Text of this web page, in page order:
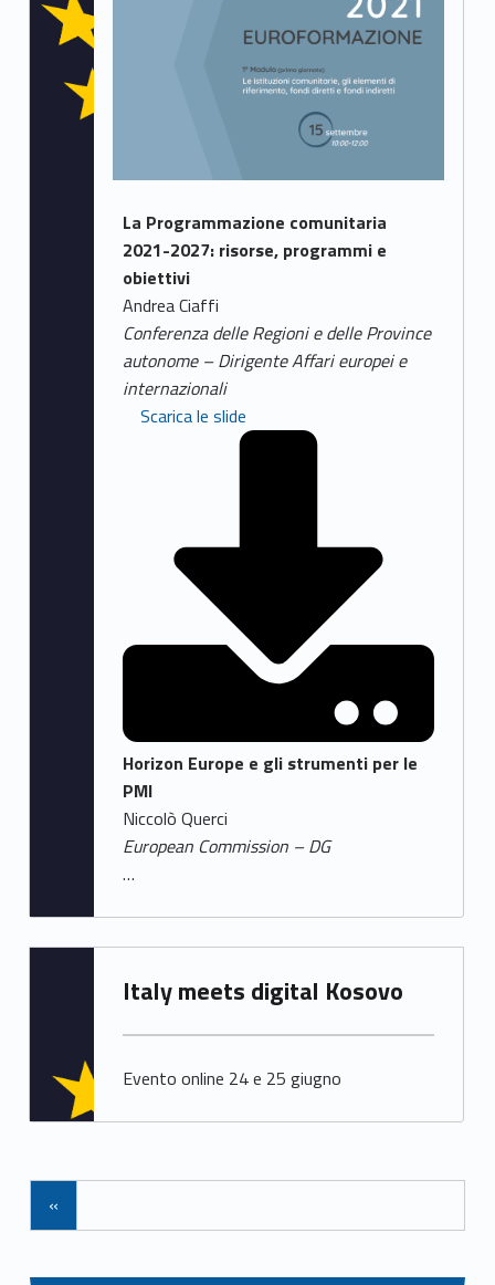
La Programmazione comunitaria
2021-2027: risorse, programmi e
obiettivi
Andrea Ciaffi
Conferenza delle Regioni e delle Province
autonome – Dirigente Affari europei e
internazionali
Scarica le slide
Horizon Europe e gli strumenti per le
PMI
Niccolò Querci
European Commission – DG
…
Italy meets digital Kosovo
Evento online 24 e 25 giugno
Navigazione tra gli articoli
«